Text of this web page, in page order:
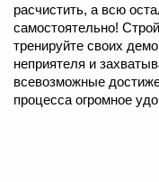
расчистить, а всю
самостоятельно!
тренируйте своих
неприятеля и
всевозможные
процесса огромное